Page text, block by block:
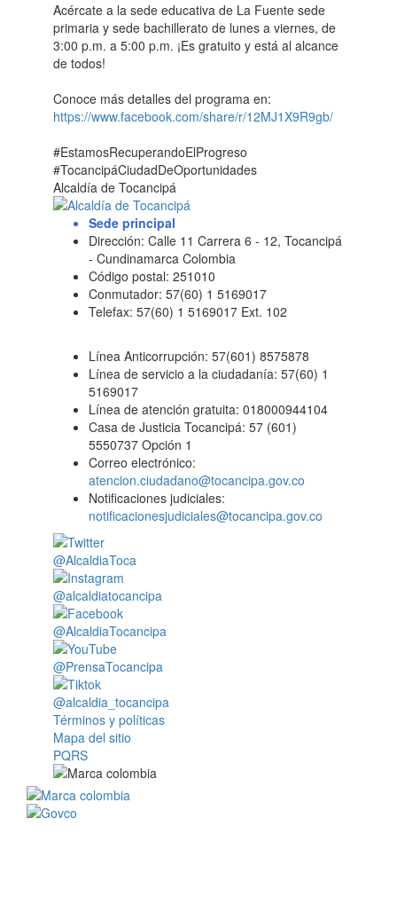
Acércate a la sede educativa de La Fuente sede
primaria y sede bachillerato de lunes a viernes, de
3:00 p.m. a 5:00 p.m. ¡Es gratuito y está al alcance
de todos!
Conoce más detalles del programa en:
https://www.facebook.com/share/r/12MJ1X9R9gb/
#EstamosRecuperandoElProgreso
#TocancipáCiudadDeOportunidades
Alcaldía de Tocancipá
Sede principal
Dirección: Calle 11 Carrera 6 - 12, Tocancipá
- Cundinamarca Colombia
Código postal: 251010
Conmutador: 57(60) 1 5169017
Telefax: 57(60) 1 5169017 Ext. 102
Línea Anticorrupción: 57(601) 8575878
Línea de servicio a la ciudadanía: 57(60) 1
5169017
Línea de atención gratuita: 018000944104
Casa de Justicia Tocancipá: 57 (601)
5550737 Opción 1
Correo electrónico:
atencion.ciudadano@tocancipa.gov.co
Notificaciones judiciales:
notificacionesjudiciales@tocancipa.gov.co
@AlcaldiaToca
@alcaldiatocancipa
@AlcaldiaTocancipa
@PrensaTocancipa
@alcaldia_tocancipa
Términos y políticas
Mapa del sitio
PQRS